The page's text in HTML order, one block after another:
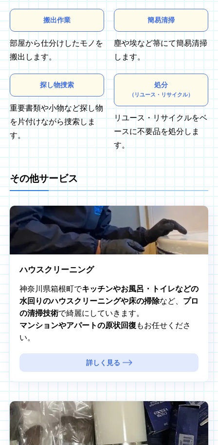
搬出作業
部屋から仕分けしたモノを
搬出します。
簡易清掃
塵や埃など箒にて簡易清掃
します。
探し物捜索
重要書類や小物など探し物
を片付けながら捜索しま
す。
処分
（リユース・リサイクル）
リユース・リサイクルをベ
ースに不要品を処分しま
す。
その他サービス
ハウスクリーニング
神奈川県箱根町でキッチンやお風呂・トイレなどの
水回りのハウスクリーニングや床の掃除など、 プロ
の清掃技術で綺麗にしていきます。
マンションやアパートの原状回復 もお任せくださ
い。
詳しく見る